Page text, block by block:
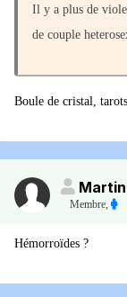
Il y a plus de
de couple
Boule de cristal,
Membre,
Hémorroïdes ?